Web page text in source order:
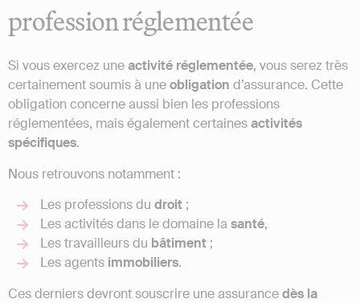
profession réglementée
Si vous exercez uneactivité réglementée, vous serez très
certainement soumis à uneobligation d’assurance. Cette
obligation concerne aussi bien les professions
réglementées, mais également certainesactivités
spécifiques.
Nous retrouvons notamment :
Les professions du droit ;
Les activités dans le domaine la santé,
Les travailleurs du bâtiment ;
Les agents immobiliers.
Ces derniers devront souscrire une assurancedès la